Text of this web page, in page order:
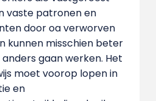
vaste patronen en
door oa verworven
kunnen misschien beter
gaan werken. Het
moet voorop lopen in
en